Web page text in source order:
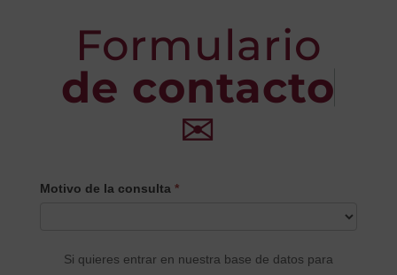
Formulario
de contacto
✉
CONTACTO
Motivo de la consulta *
Si quieres entrar en nuestra base de datos para